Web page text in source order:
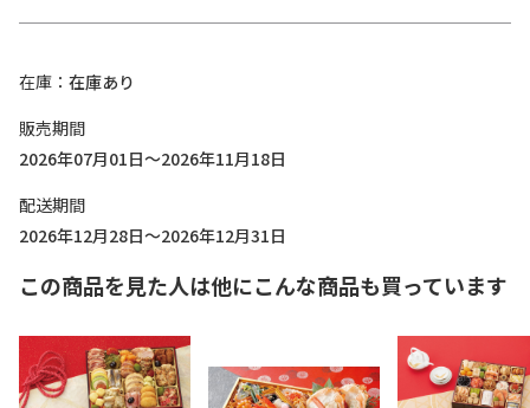
在庫
在庫あり
販売期間
2026年07月01日～2026年11月18日
配送期間
2026年12月28日～2026年12月31日
この商品を見た人は他にこんな商品も買っています